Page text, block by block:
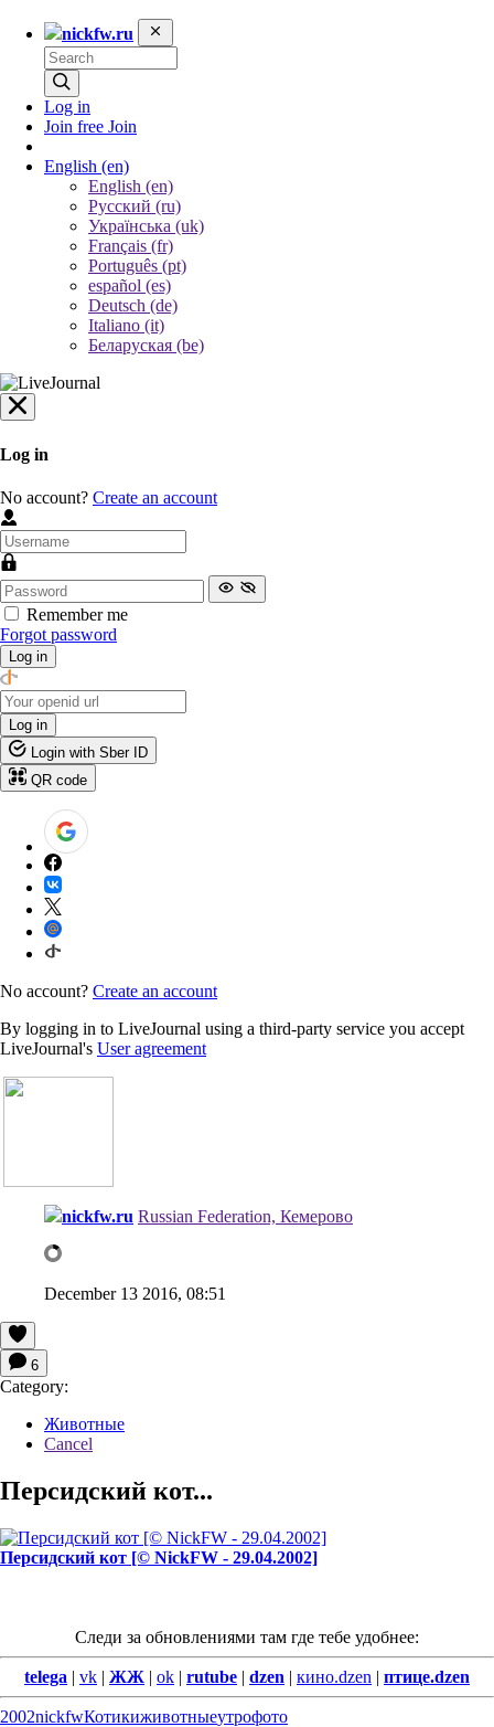
nickfw.ru
Log in
Join free Join
English (en)
English (en)
Русский (ru)
Українська (uk)
Français (fr)
Português (pt)
español (es)
Deutsch (de)
Italiano (it)
Беларуская (be)
Log in
No account? Create an account
Remember me
Forgot password
Log in
Log in
Login with Sber ID
QR code
No account? Create an account
By logging in to LiveJournal using a third-party service you accept
LiveJournal's User agreement
nickfw.ru Russian Federation, Кемерово
December 13 2016, 08:51
6
Category:
Животные
Cancel
Персидский кот...
Персидский кот [© NickFW - 29.04.2002]
Следи за обновлениями там где тебе удобнее:
telega | vk | ЖЖ | ok | rutube | dzen | кино.dzen | птице.dzen
2002nickfwКотикиживотныеутрофото